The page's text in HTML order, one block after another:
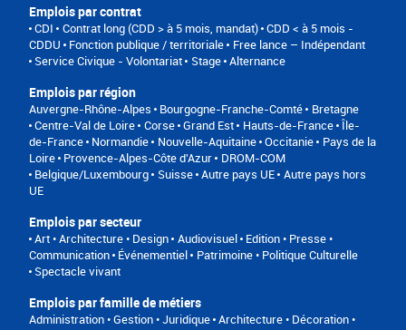
Emplois par contrat
CDI Contrat long (CDD > à 5 mois, mandat) CDD < à 5 mois -
CDDU
Fonction publique / territoriale
Free lance – Indépendant
Service Civique - Volontariat
Stage Alternance
Emplois par région
Auvergne-Rhône-Alpes Bourgogne-Franche-Comté
Bretagne
Centre-Val de Loire Corse Grand Est Hauts-de-France Île-
de-France Normandie Nouvelle-Aquitaine Occitanie
Pays de la
Loire Provence-Alpes-Côte d'Azur
DROM-COM
Belgique/Luxembourg
Suisse Autre pays UE Autre pays hors
UE
Emplois par secteur
Art • Architecture • Design Audiovisuel Edition • Presse •
Communication Événementiel
Patrimoine • Politique Culturelle
Spectacle vivant
Emplois par famille de métiers
Administration • Gestion • Juridique Architecture • Décoration •